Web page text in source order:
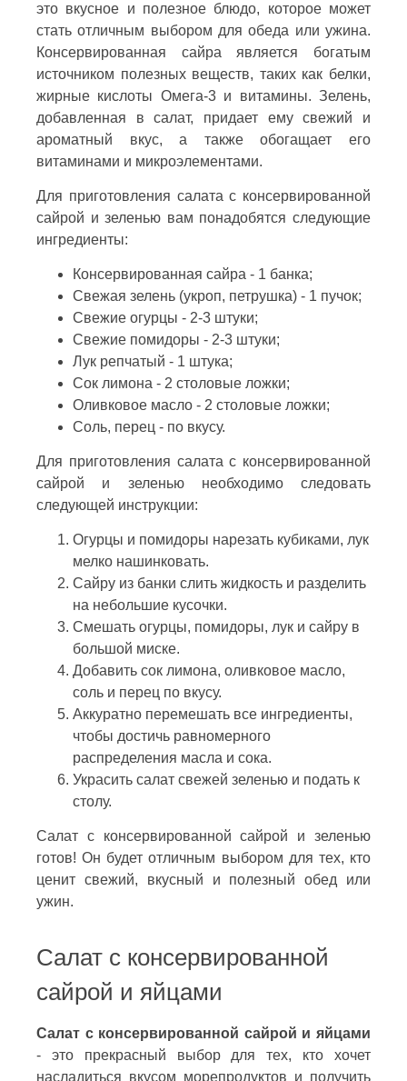
это вкусное и полезное блюдо, которое может
стать отличным выбором для обеда или ужина.
Консервированная сайра является богатым
источником полезных веществ, таких как белки,
жирные кислоты Омега-3 и витамины. Зелень,
добавленная в салат, придает ему свежий и
ароматный вкус, а также обогащает его
витаминами и микроэлементами.
Для приготовления салата с консервированной
сайрой и зеленью вам понадобятся следующие
ингредиенты:
Консервированная сайра - 1 банка;
Свежая зелень (укроп, петрушка) - 1 пучок;
Свежие огурцы - 2-3 штуки;
Свежие помидоры - 2-3 штуки;
Лук репчатый - 1 штука;
Сок лимона - 2 столовые ложки;
Оливковое масло - 2 столовые ложки;
Соль, перец - по вкусу.
Для приготовления салата с консервированной
сайрой и зеленью необходимо следовать
следующей инструкции:
Огурцы и помидоры нарезать кубиками, лук
мелко нашинковать.
Сайру из банки слить жидкость и разделить
на небольшие кусочки.
Смешать огурцы, помидоры, лук и сайру в
большой миске.
Добавить сок лимона, оливковое масло,
соль и перец по вкусу.
Аккуратно перемешать все ингредиенты,
чтобы достичь равномерного
распределения масла и сока.
Украсить салат свежей зеленью и подать к
столу.
Салат с консервированной сайрой и зеленью
готов! Он будет отличным выбором для тех, кто
ценит свежий, вкусный и полезный обед или
ужин.
Салат с консервированной
сайрой и яйцами
Салат с консервированной сайрой и яйцами
- это прекрасный выбор для тех, кто хочет
насладиться вкусом морепродуктов и получить